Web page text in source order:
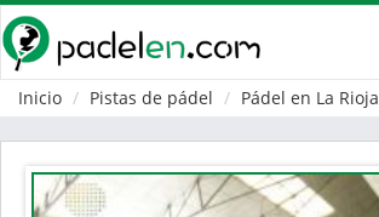
Inicio
Pistas de pádel Pádel en La Rioja